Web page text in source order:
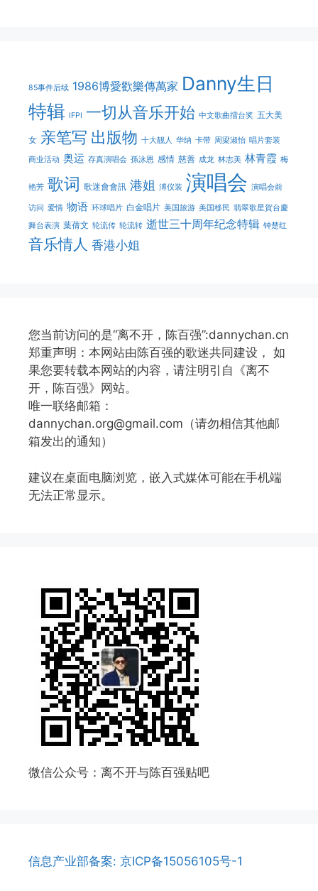
85事件后续 1986博愛歡樂傳萬家 Danny生日
特辑 IFPI 一切从音乐开始 中文歌曲擂台奖 五大美
女 亲笔写 出版物 十大靓人 华纳 卡带 周梁淑怡 唱片套装
商业活动 奥运 存真演唱会 孫泳恩 感情 慈善 成龙 林志美 林青霞 梅
艳芳 歌词 歌迷會會訊 港姐 溥仪装 演唱会 演唱会前
访问 爱情 物语 环球唱片 白金唱片 美国旅游 美国移民 翡翠歌星賀台慶
舞台表演 葉蒨文 轮流传 轮流转 逝世三十周年纪念特辑 钟楚红
音乐情人 香港小姐
您当前访问的是“离不开，陈百强”:dannychan.cn
郑重声明：本网站由陈百强的歌迷共同建设， 如
果您要转载本网站的内容，请注明引自《离不
开，陈百强》网站。
唯一联络邮箱：
dannychan.org@gmail.com（请勿相信其他邮
箱发出的通知）
建议在桌面电脑浏览，嵌入式媒体可能在手机端
无法正常显示。
微信公众号：离不开与陈百强贴吧
信息产业部备案: 京ICP备15056105号-1